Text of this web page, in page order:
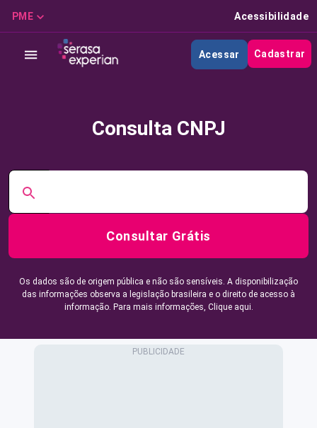
PME Acessibilidade
Acessar Cadastrar
Consulta CNPJ
Consultar Grátis
Os dados são de origem pública e não são sensíveis. A disponibilização
das informações observa a legislação brasileira e o direito de acesso à
informação. Para mais informações, Clique aqui.